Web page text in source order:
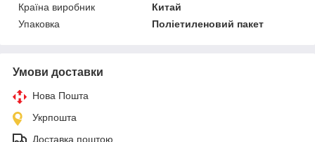
Країна виробник
Китай
Упаковка
Поліетиленовий пакет
Умови доставки
Нова Пошта
Укрпошта
Доставка поштою